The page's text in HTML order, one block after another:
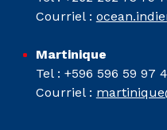
Courriel :
Martinique
Tel : +596 596 59 97
Courriel :